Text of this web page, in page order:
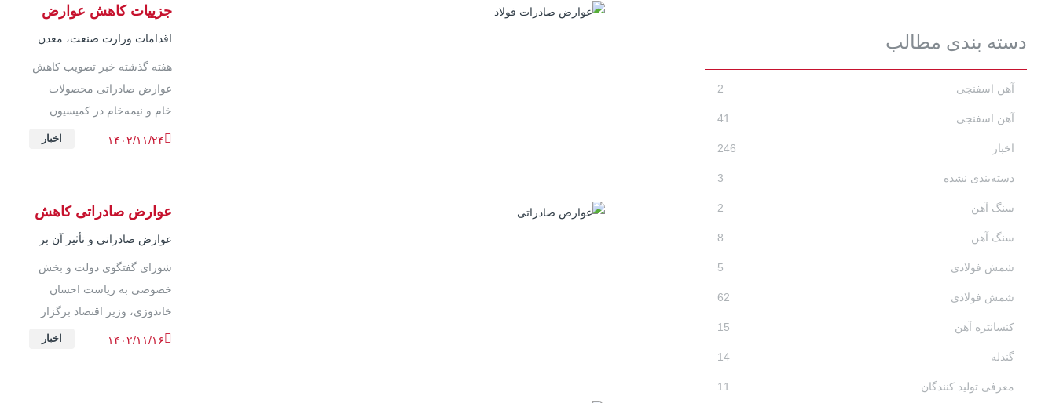
جزییات کاهش عوارض
صادراتی
اقدامات وزارت صنعت، معدن
و تجارت برای حل بحران
صادرات
هفته گذشته خبر تصویب کاهش
عوارض صادراتی محصولات
خام و نیمه‌خام در کمیسیون
اقتصادی دولت خبرساز شد اما
صادراتی مشخص نبود...
۱۴۰۲/۱۱/۲۴ اخبار
عوارض صادراتی کاهش
یافت
عوارض صادراتی و تأثیر آن بر
تولید و صادرات محصولات
شورای گفتگوی دولت و بخش
خصوصی به ریاست احسان
خاندوزی، وزیر اقتصاد برگزار
شد که محوریت این جلسه به
صادراتی اختصاص یافت...
۱۴۰۲/۱۱/۱۶ اخبار
دسته بندی مطالب
آهن اسفنجی 2
آهن اسفنجی 41
اخبار 246
دسته‌بندی نشده 3
سنگ آهن 2
سنگ آهن 8
شمش فولادی 5
شمش فولادی 62
کنسانتره آهن 15
گندله 14
معرفی تولید کنندگان 11